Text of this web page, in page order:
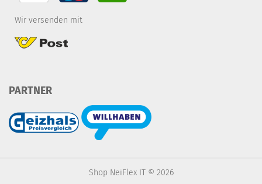
Wir versenden mit
PARTNER
Shop NeiFlex IT © 2026